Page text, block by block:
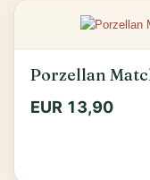
Porzellan
EUR 13,90